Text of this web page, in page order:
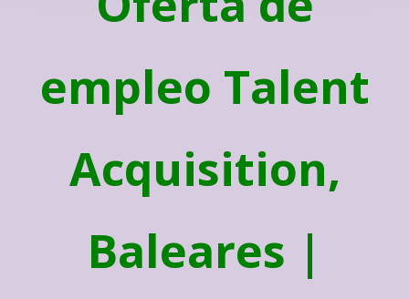
empleo Talent
Acquisition,
Baleares |